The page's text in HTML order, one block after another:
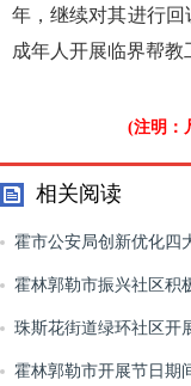
年，继续对其进行
成年人开展临界帮教
(注明：
相关阅读
霍市公安局创新优化四
显成效
霍林郭勒市振兴社区积
珠斯花街道绿环社区开
霍林郭勒市开展节日期